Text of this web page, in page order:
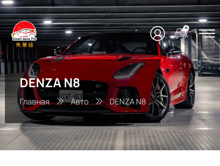
DENZA N8
Главная Авто DENZA N8